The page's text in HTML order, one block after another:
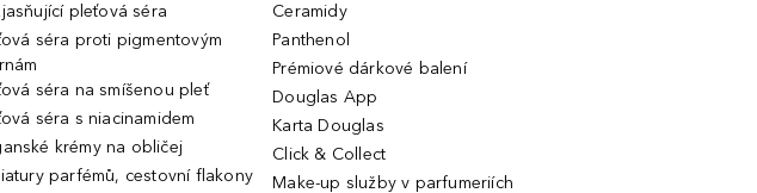
pleťová séra
séra proti pigmentovým
séra na smíšenou pleť
séra s niacinamidem
krémy na obličej
parfémů, cestovní flakony
Ceramidy
Panthenol
Prémiové dárkové balení
Douglas App
Karta Douglas
Click & Collect
Make-up služby v parfumeriích